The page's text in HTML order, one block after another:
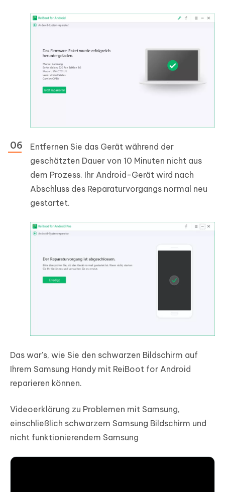
Entfernen Sie das Gerät während der
geschätzten Dauer von 10 Minuten nicht aus
dem Prozess. Ihr Android-Gerät wird nach
Abschluss des Reparaturvorgangs normal neu
gestartet.
Das war's, wie Sie den schwarzen Bildschirm auf
Ihrem Samsung Handy mit ReiBoot for Android
reparieren können.
Videoerklärung zu Problemen mit Samsung,
einschließlich schwarzem Samsung Bildschirm und
nicht funktionierendem Samsung